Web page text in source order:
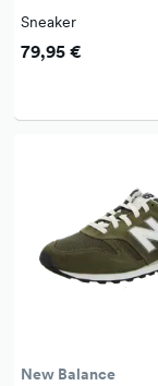
Sneaker
79,95 €
New Balance